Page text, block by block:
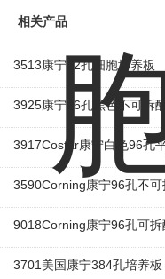
相关产品
3513康宁12孔细胞培养板
3925康宁96孔黑色不可拆
3917Costar康宁白色96孔
3590Corning康宁96孔不可
9018Corning康宁96孔可
3701美国康宁384孔培养